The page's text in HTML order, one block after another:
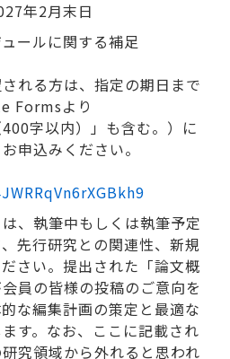
年2月末日
ールに関する補足
れる方は、指定の期日まで
Formsより
字以内）」も含む。）に
申込みください。
、執筆中もしくは執筆予定
先行研究との関連性、新規
さい。提出された「論文概
員の皆様の投稿のご意向を
な編集計画の策定と最適な
す。なお、ここに記載され
究領域から外れると思われ